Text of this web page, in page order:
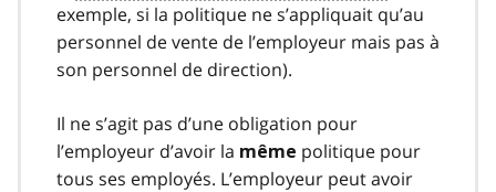
exemple, si la politique ne s’appliquait qu’au
personnel de vente de l’employeur mais pas à
son personnel de direction).
Il ne s’agit pas d’une obligation pour
l’employeur d’avoir la même politique pour
tous ses employés. L’employeur peut avoir